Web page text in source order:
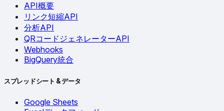
API概要
リンク短縮API
分析API
QRコードジェネレーターAPI
Webhooks
BigQuery統合
スプレッドシート & データ
Google Sheets